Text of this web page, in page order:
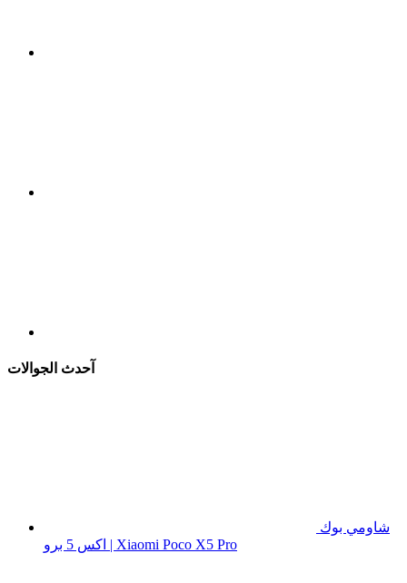
آحدث الجوالات
شاومي بوك
اكس 5 برو | Xiaomi Poco X5 Pro